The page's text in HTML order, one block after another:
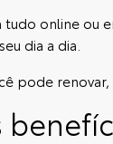
online ou
dia a dia.
pode